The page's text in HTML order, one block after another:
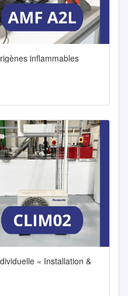
inflammables
« Installation &